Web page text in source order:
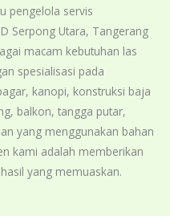
pengelola servis
Serpong Utara, Tangerang
macam kebutuhan las
spesialisasi pada
kanopi, konstruksi baja
balkon, tangga putar,
yang menggunakan bahan
kami adalah memberikan
yang memuaskan.